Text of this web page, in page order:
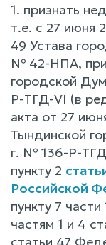
1. признать
т.е. с 27 июня
49 Устава
№ 42-НПА,
городской
Р-ТГД-VI (в
акта от 27
Тындинской
г. № 136-Р-
пункту 2
Российской
пункту 7 части
частям 1 и 4
статьи 47